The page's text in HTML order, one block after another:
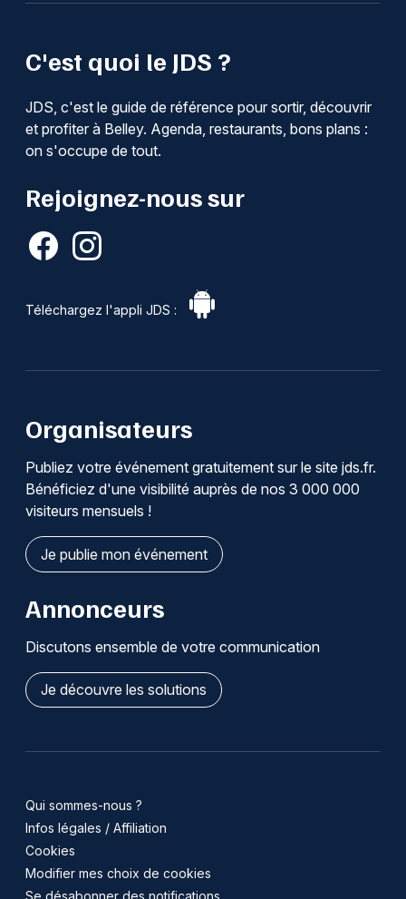
C'est quoi le JDS ?
JDS, c'est le guide de référence pour sortir, découvrir
et profiter à Belley. Agenda, restaurants, bons plans :
on s'occupe de tout.
Rejoignez-nous sur
Téléchargez l'appli JDS :
Organisateurs
Publiez votre événement gratuitement sur le site jds.fr.
Bénéficiez d'une visibilité auprès de nos 3 000 000
visiteurs mensuels !
Je publie mon événement
Annonceurs
Discutons ensemble de votre communication
Je découvre les solutions
Qui sommes-nous ?
Infos légales / Affiliation
Cookies
Modifier mes choix de cookies